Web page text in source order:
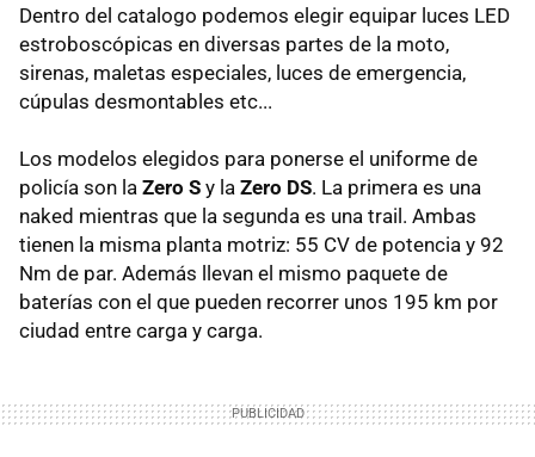
Dentro del catalogo podemos elegir equipar luces LED
estroboscópicas en diversas partes de la moto,
sirenas, maletas especiales, luces de emergencia,
cúpulas desmontables etc...
Los modelos elegidos para ponerse el uniforme de
policía son la Zero S y la Zero DS. La primera es una
naked mientras que la segunda es una trail. Ambas
tienen la misma planta motriz: 55 CV de potencia y 92
Nm de par. Además llevan el mismo paquete de
baterías con el que pueden recorrer unos 195 km por
ciudad entre carga y carga.